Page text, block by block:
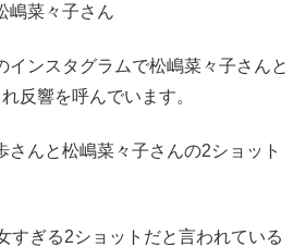
嶋菜々子さん
インスタグラムで松嶋菜々子さんと
反響を呼んでいます。
さんと松嶋菜々子さんの2ショット
すぎる2ショットだと言われている